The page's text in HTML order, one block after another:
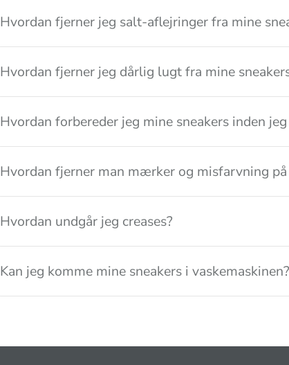
Hvordan fjerner jeg salt-aflejringer fra mine
Hvordan fjerner jeg dårlig lugt fra mine
Hvordan forbereder jeg mine sneakers inden
Hvordan fjerner man mærker og misfarvning
Hvordan undgår jeg creases?
Kan jeg komme mine sneakers i vaskemaskinen?